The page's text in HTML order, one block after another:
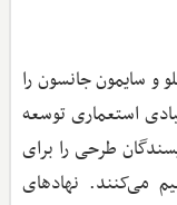
و سایمون جانسون را
استعماری توسعه
طرحی را برای
می‌کنند. نهادهای